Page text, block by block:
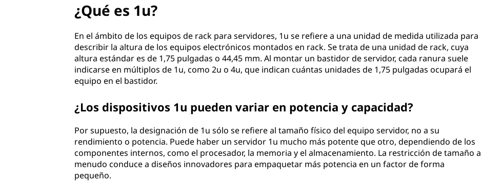
¿Qué es 1u?
En el ámbito de los equipos de rack para servidores, 1u se refiere a una unidad de medida utilizada para
describir la altura de los equipos electrónicos montados en rack. Se trata de una unidad de rack, cuya
altura estándar es de 1,75 pulgadas o 44,45 mm. Al montar un bastidor de servidor, cada ranura suele
indicarse en múltiplos de 1u, como 2u o 4u, que indican cuántas unidades de 1,75 pulgadas ocupará el
equipo en el bastidor.
¿Los dispositivos 1u pueden variar en potencia y capacidad?
Por supuesto, la designación de 1u sólo se refiere al tamaño físico del equipo servidor, no a su
rendimiento o potencia. Puede haber un servidor 1u mucho más potente que otro, dependiendo de los
componentes internos, como el procesador, la memoria y el almacenamiento. La restricción de tamaño a
menudo conduce a diseños innovadores para empaquetar más potencia en un factor de forma
pequeño.